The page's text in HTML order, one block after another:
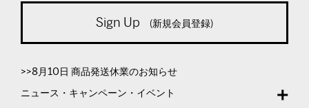
Sign Up (新規会員登録)
>>8月10日 商品発送休業のお知らせ
ニュース・キャンペーン・イベント